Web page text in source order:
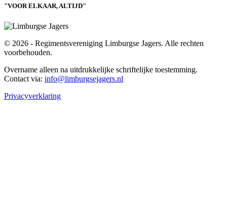
"VOOR ELKAAR, ALTIJD"
© 2026 - Regimentsvereniging Limburgse Jagers. Alle rechten
voorbehouden.
Overname alleen na uitdrukkelijke schriftelijke toestemming.
Contact via: info@limburgsejagers.nl
Privacyverklaring